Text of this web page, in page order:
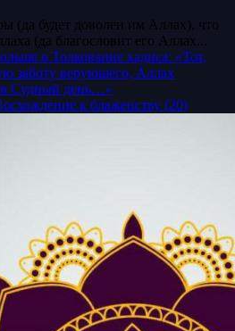
(да будет доволен им Аллах), что
(да благословит его Аллах...
о Толкование хадиса: «Тот,
заботу верующего, Аллах
в Судный день…»
к блаженству (20)